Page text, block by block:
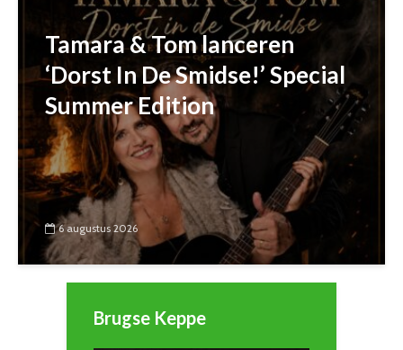
Tamara & Tom lanceren
‘Dorst In De Smidse!’ Special
Summer Edition
6 augustus 2026
Brugse Keppe